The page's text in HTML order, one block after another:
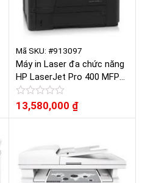
Mã SKU: #913097
Máy in Laser đa chức năng
HP LaserJet Pro 400 MFP
M425dn
Được
xếp
13,580,000 ₫